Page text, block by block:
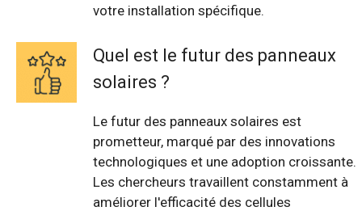
votre installation spécifique.
Quel est le futur des panneaux
solaires ?
Le futur des panneaux solaires est
prometteur, marqué par des innovations
technologiques et une adoption croissante.
Les chercheurs travaillent constamment à
améliorer l'efficacité des cellules